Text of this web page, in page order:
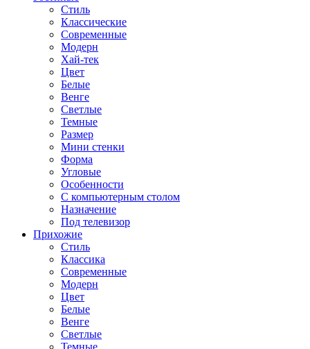
Стиль
Классические
Современные
Модерн
Хай-тек
Цвет
Белые
Венге
Светлые
Темные
Размер
Мини стенки
Форма
Угловые
Особенности
С компьютерным столом
Назначение
Под телевизор
Прихожие
Стиль
Классика
Современные
Модерн
Цвет
Белые
Венге
Светлые
Темные